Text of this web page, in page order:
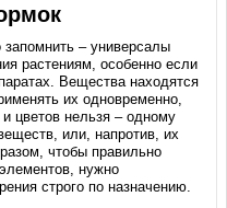
– универсалы
растениям, особенно если
Вещества находятся
их одновременно,
цветов нельзя – одному
или, напротив, их
чтобы правильно
нужно
строго по назначению.